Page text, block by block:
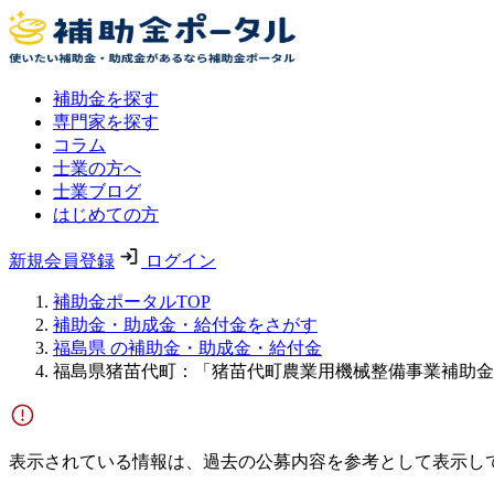
補助金を探す
専門家を探す
コラム
士業の方へ
士業ブログ
はじめての方
新規会員登録 ログイン
補助金ポータルTOP
補助金・助成金・給付金をさがす
福島県 の補助金・助成金・給付金
福島県猪苗代町：「猪苗代町農業用機械整備事業補助金
表示されている情報は、過去の公募内容を参考として表示し